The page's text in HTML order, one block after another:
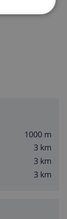
1000 m
3 km
3 km
3 km